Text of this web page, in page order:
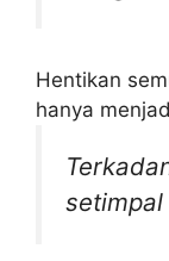
Hentikan
hanya